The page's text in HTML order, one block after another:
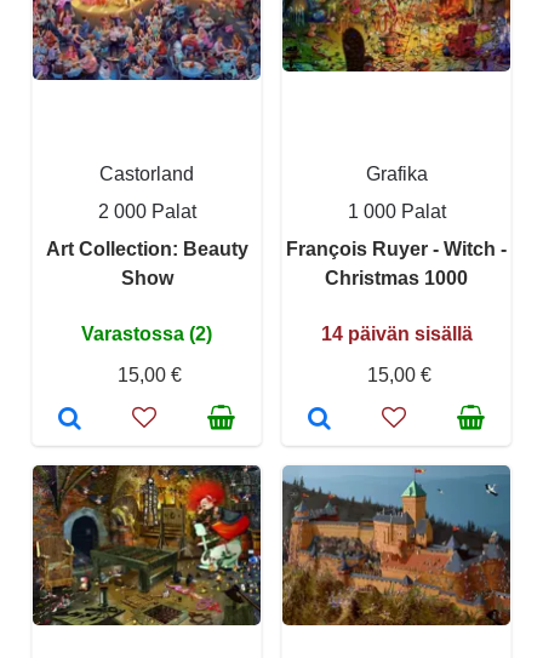
Castorland
2 000 Palat
Art Collection: Beauty
Show
Varastossa (2)
15,00 €
Grafika
1 000 Palat
François Ruyer - Witch -
Christmas 1000
14 päivän sisällä
15,00 €